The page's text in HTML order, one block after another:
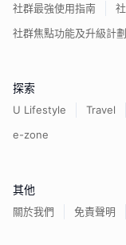
社群最強使用指南
社群焦點功能及升級計劃
探索
U Lifestyle Travel
e-zone
其他
關於我們 免責聲明